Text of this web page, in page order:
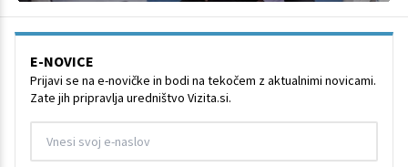
E-NOVICE
Prijavi se na e-novičke in bodi na tekočem z aktualnimi novicami.
Zate jih pripravlja uredništvo Vizita.si.